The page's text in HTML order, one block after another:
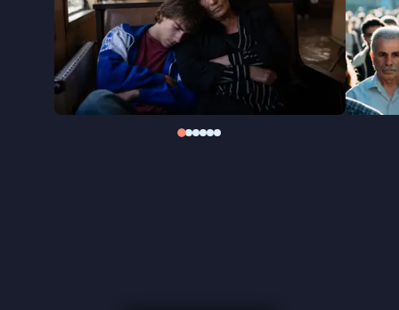
niet alleen een empathisch verhaal over hoe twee
mensen met ideologische verschillen langzaam
nader tot elkaar komen, hij brengt tegelijkertijd een
ode aan de rijke diversiteit van Istanbul. De film
beleefde zijn wereldpremière op de Berlinale en
werd er bekroond met de Teddy Jury Award.